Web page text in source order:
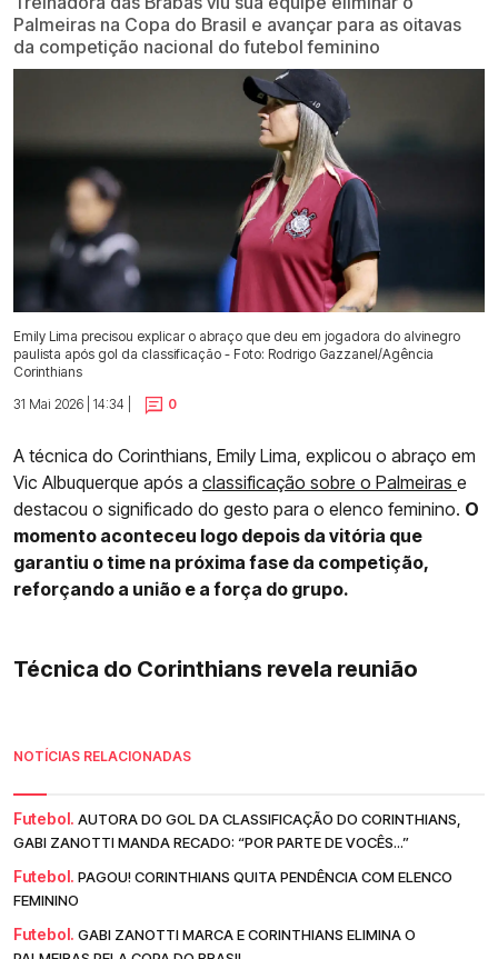
Palmeiras na Copa do Brasil e avançar para as oitavas
da competição nacional do futebol feminino
Emily Lima precisou explicar o abraço que deu em jogadora do alvinegro
paulista após gol da classificação - Foto: Rodrigo Gazzanel/Agência
Corinthians
31 Mai 2026 | 14:34 |
0
A técnica do Corinthians, Emily Lima, explicou o abraço em
Vic Albuquerque após a classificação sobre o Palmeiras e
destacou o significado do gesto para o elenco feminino. O
momento aconteceu logo depois da vitória que
garantiu o time na próxima fase da competição,
reforçando a união e a força do grupo.
Técnica do Corinthians revela reunião
NOTÍCIAS RELACIONADAS
Futebol. AUTORA DO GOL DA CLASSIFICAÇÃO DO CORINTHIANS,
GABI ZANOTTI MANDA RECADO: “POR PARTE DE VOCÊS...”
Futebol. PAGOU! CORINTHIANS QUITA PENDÊNCIA COM ELENCO
FEMININO
Futebol. GABI ZANOTTI MARCA E CORINTHIANS ELIMINA O